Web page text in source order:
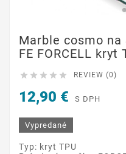
Marble cosmo na
FE FORCELL
     REVIEW (0)
12,90 € S DPH
Vypredané
Typ: kryt TPU